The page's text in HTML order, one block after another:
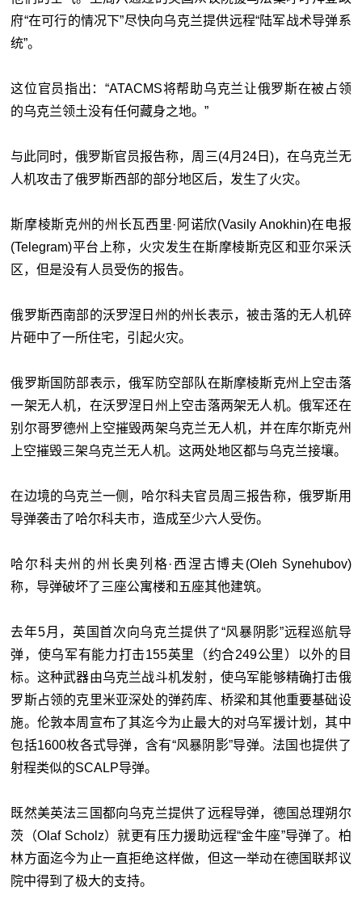
府“在可行的情况下”尽快向乌克兰提供远程“陆军战术导弹系
统”。
这位官员指出：“ATACMS将帮助乌克兰让俄罗斯在被占领
的乌克兰领土没有任何藏身之地。”
与此同时，俄罗斯官员报告称，周三(4月24日)，在乌克兰无
人机攻击了俄罗斯西部的部分地区后，发生了火灾。
斯摩棱斯克州的州长瓦西里·阿诺欣(Vasily Anokhin)在电报
(Telegram)平台上称，火灾发生在斯摩棱斯克区和亚尔采沃
区，但是没有人员受伤的报告。
俄罗斯西南部的沃罗涅日州的州长表示，被击落的无人机碎
片砸中了一所住宅，引起火灾。
俄罗斯国防部表示，俄军防空部队在斯摩棱斯克州上空击落
一架无人机，在沃罗涅日州上空击落两架无人机。俄军还在
别尔哥罗德州上空摧毁两架乌克兰无人机，并在库尔斯克州
上空摧毁三架乌克兰无人机。这两处地区都与乌克兰接壤。
在边境的乌克兰一侧，哈尔科夫官员周三报告称，俄罗斯用
导弹袭击了哈尔科夫市，造成至少六人受伤。
哈尔科夫州的州长奥列格·西涅古博夫(Oleh Synehubov)
称，导弹破坏了三座公寓楼和五座其他建筑。
去年5月，英国首次向乌克兰提供了“风暴阴影”远程巡航导
弹，使乌军有能力打击155英里（约合249公里）以外的目
标。这种武器由乌克兰战斗机发射，使乌军能够精确打击俄
罗斯占领的克里米亚深处的弹药库、桥梁和其他重要基础设
施。伦敦本周宣布了其迄今为止最大的对乌军援计划，其中
包括1600枚各式导弹，含有“风暴阴影”导弹。法国也提供了
射程类似的SCALP导弹。
既然美英法三国都向乌克兰提供了远程导弹，德国总理朔尔
茨（Olaf Scholz）就更有压力援助远程“金牛座”导弹了。柏
林方面迄今为止一直拒绝这样做，但这一举动在德国联邦议
院中得到了极大的支持。